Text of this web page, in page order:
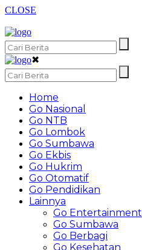
CLOSE
✖
Home
Go Nasional
Go NTB
Go Lombok
Go Sumbawa
Go Ekbis
Go Hukrim
Go Otomatif
Go Pendidikan
Lainnya
Go Entertainment
Go Sumbawa
Go Berbagi
Go Kesehatan